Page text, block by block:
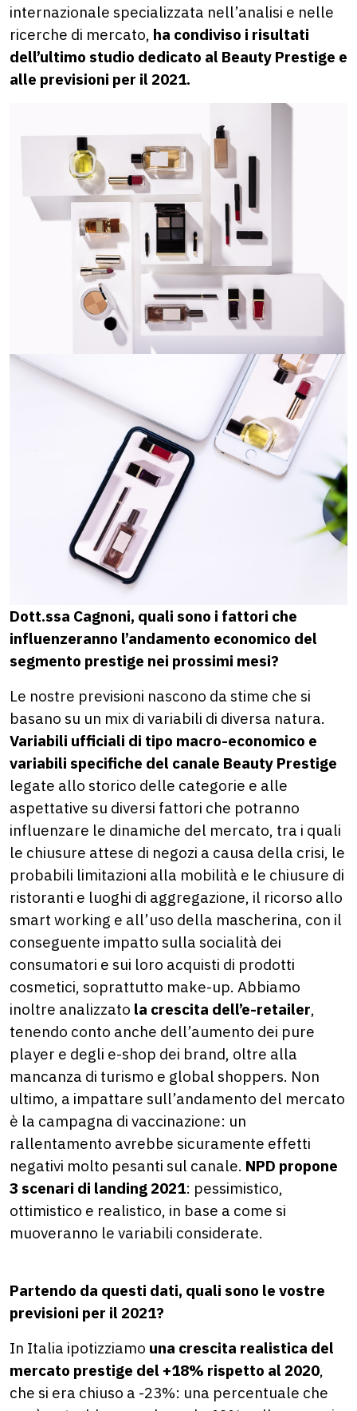
internazionale specializzata nell’analisi e nelle
ricerche di mercato, ha condiviso i risultati
dell’ultimo studio dedicato al Beauty Prestige e
alle previsioni per il 2021.
Dott.ssa Cagnoni, quali sono i fattori che
influenzeranno l’andamento economico del
segmento prestige nei prossimi mesi?
Le nostre previsioni nascono da stime che si
basano su un mix di variabili di diversa natura.
Variabili ufficiali di tipo macro-economico e
variabili specifiche del canale Beauty Prestige
legate allo storico delle categorie e alle
aspettative su diversi fattori che potranno
influenzare le dinamiche del mercato, tra i quali
le chiusure attese di negozi a causa della crisi, le
probabili limitazioni alla mobilità e le chiusure di
ristoranti e luoghi di aggregazione, il ricorso allo
smart working e all’uso della mascherina, con il
conseguente impatto sulla socialità dei
consumatori e sui loro acquisti di prodotti
cosmetici, soprattutto make-up. Abbiamo
inoltre analizzato la crescita dell’e-retailer,
tenendo conto anche dell’aumento dei pure
player e degli e-shop dei brand, oltre alla
mancanza di turismo e global shoppers. Non
ultimo, a impattare sull’andamento del mercato
è la campagna di vaccinazione: un
rallentamento avrebbe sicuramente effetti
negativi molto pesanti sul canale. NPD propone
3 scenari di landing 2021: pessimistico,
ottimistico e realistico, in base a come si
muoveranno le variabili considerate.
Partendo da questi dati, quali sono le vostre
previsioni per il 2021?
In Italia ipotizziamo una crescita realistica del
mercato prestige del +18% rispetto al 2020,
che si era chiuso a -23%: una percentuale che